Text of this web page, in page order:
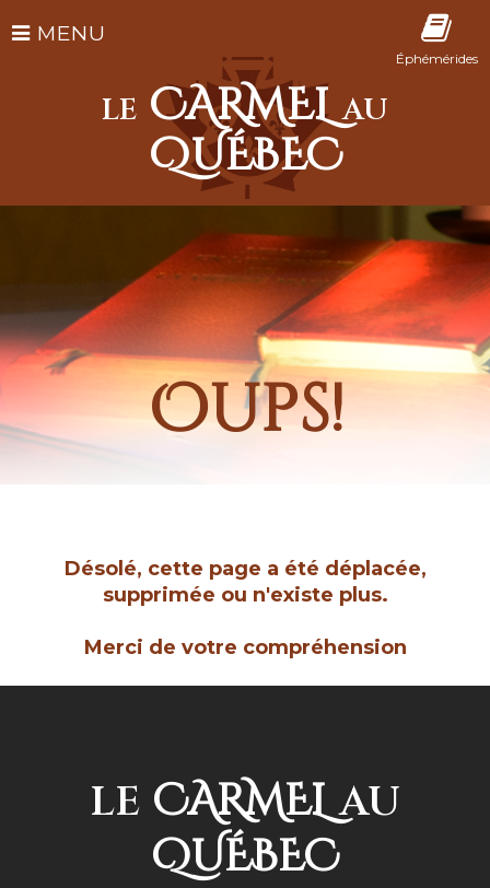
Éphémérides
MENU
LE CARMELAU
QUÉBEC
Oups!
Désolé, cette page a été déplacée,
supprimée ou n'existe plus.
Merci de votre compréhension
LE CARMELAU
QUÉBEC